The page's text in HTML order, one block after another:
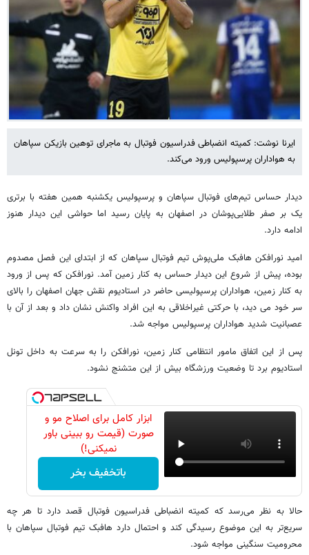
ایرنا نوشت: کمیته انضباطی فدراسیون فوتبال به ماجرای توهین بازیکن سپاهان
به هواداران پرسپولیس ورود می‌کند.
دیدار حساس تیم‌های فوتبال سپاهان و پرسپولیس یکشنبه همین هفته با برتری
یک بر صفر طلایی‌پوشان در اصفهان به پایان رسید اما حواشی این دیدار هنوز
ادامه دارد.
امید نورافکن هافبک ملی‌پوش تیم فوتبال سپاهان که از ابتدای این فصل مصدوم
بوده، پیش از شروع این دیدار حساس به کنار زمین آمد. نورافکن که پس از ورود
به کنار زمین، هواداران پرسپولیسی حاضر در استادیوم نقش جهان اصفهان را بالای
سر خود می دید، با حرکتی غیراخلاقی به این افراد واکنش نشان داد و بعد از آن با
عصبانیت شدید هواداران پرسپولیس مواجه شد.
پس از این اتفاق مامور انتظامی کنار زمین، نورافکن را به سرعت به داخل تونل
استادیوم برد تا وضعیت ورزشگاه بیش از این متشنج نشود.
ابزار کامل برای اصلاح مو و
صورت (قیمت رو ببینی باور
نمیکنی!)
باتخفیف بخر
حالا به نظر می‌رسد که کمیته انضباطی فدراسیون فوتبال قصد دارد تا هر چه
سریع‌تر به این موضوع رسیدگی کند و احتمال دارد هافبک تیم فوتبال سپاهان با
محرومیت سنگینی مواجه شود.